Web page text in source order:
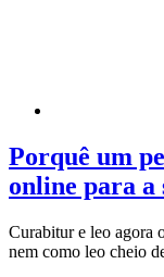
Porquê um
online para a
Curabitur e leo agora
nem como leo cheio